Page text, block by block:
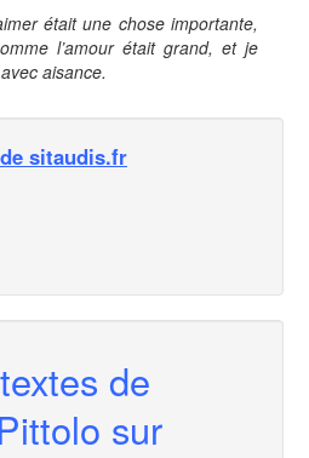
était une chose importante,
l’amour était grand, et je
aisance.
sitaudis.fr
de
sur